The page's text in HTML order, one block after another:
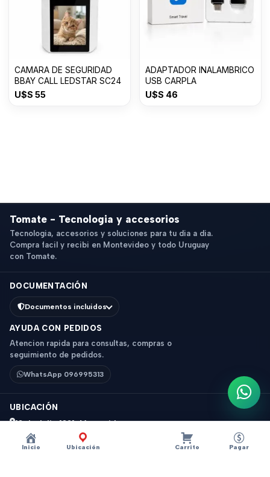
Inicio Ubicación Carrito Pagar
CAMARA DE SEGURIDAD
BBAY CALL LEDSTAR SC24
U$S 55
ADAPTADOR INALAMBRICO
USB CARPLA
U$S 46
Tomate - Tecnologia y accesorios
Tecnologia, accesorios y soluciones para tu dia a dia.
Compra facil y recibi en Montevideo y todo Uruguay
con Tomate.
DOCUMENTACIÓN
Documentos incluidos
AYUDA CON PEDIDOS
Atencion rapida para consultas, compras o
seguimiento de pedidos.
WhatsApp 096995313
UBICACIÓN
18 de Julio 1831, Montevideo
Horario: 9 a 18 hs